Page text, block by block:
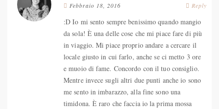
Reply
Febbraio 18, 2016
:D Io mi sento sempre benissimo quando mangio
da sola! È una delle cose che mi piace fare di più
in viaggio. Mi piace proprio andare a cercare il
locale giusto in cui farlo, anche se ci metto 3 ore
e muoio di fame. Concordo con il tuo consiglio.
Mentre invece sugli altri due punti anche io sono
me sento in imbarazzo, alla fine sono una
timidona. È raro che faccia io la prima mossa